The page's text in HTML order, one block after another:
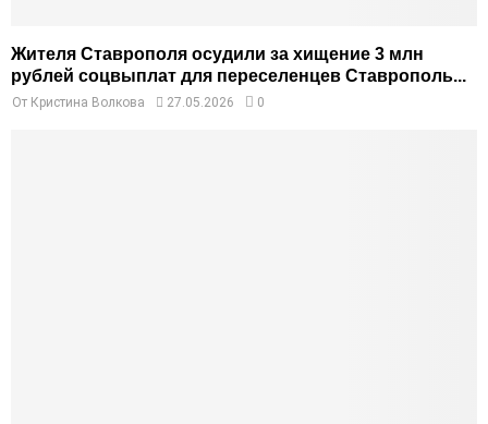
Жителя Ставрополя осудили за хищение 3 млн
рублей соцвыплат для переселенцев Ставрополь...
От Кристина Волкова 27.05.2026 0